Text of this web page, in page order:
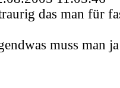
das man für
muss man